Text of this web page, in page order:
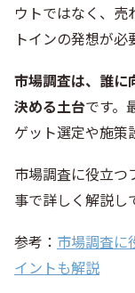
ウトではなく、売
トインの発想が必
市場調査は、誰に
決める土台です。
ゲット選定や施策
市場調査に役立つ
事で詳しく解説し
参考： 市場調査に
イントも解説